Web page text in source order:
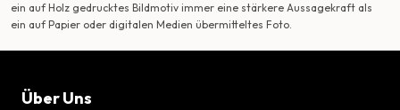
ein auf Holz gedrucktes Bildmotiv immer eine stärkere Aussagekraft als
ein auf Papier oder digitalen Medien übermitteltes Foto.
Über Uns